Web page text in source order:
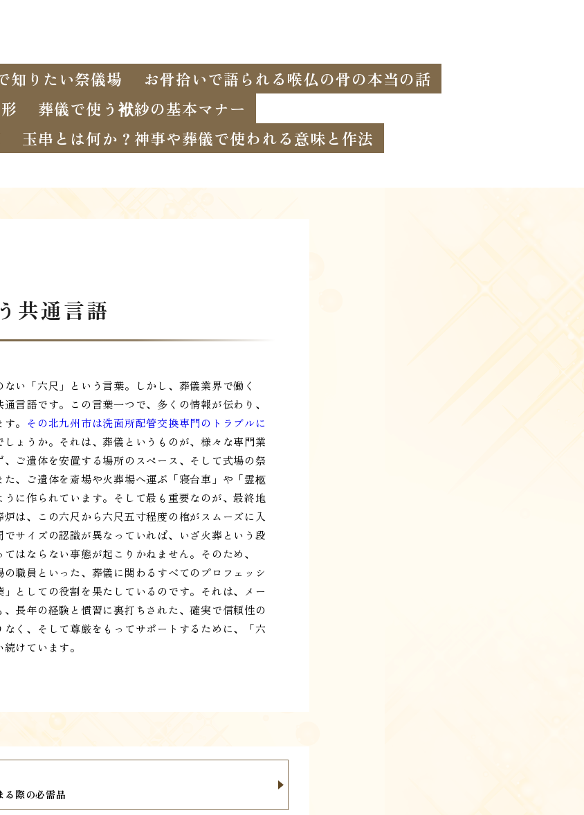
知りたい祭儀場
お骨拾いで語られる喉仏の骨の本当の話
葬儀で使う袱紗の基本マナー
玉串とは何か？神事や葬儀で使われる意味と作法
共通言語
い「六尺」という言葉。しかし、葬儀業界で働く
言語です。この言葉一つで、多くの情報が伝わり、
。 その北九州市は洗面所配管交換専門のトラブルに
ょうか。それは、葬儀というものが、様々な専門業
ご遺体を安置する場所のスペース、そして式場の祭
、ご遺体を斎場や火葬場へ運ぶ「寝台車」や「霊柩
に作られています。そして最も重要なのが、最終地
は、この六尺から六尺五寸程度の棺がスムーズに入
サイズの認識が異なっていれば、いざ火葬という段
はならない事態が起こりかねません。そのため、
職員といった、葬儀に関わるすべてのプロフェッシ
としての役割を果たしているのです。それは、メー
長年の経験と慣習に裏打ちされた、確実で信頼性の
く、そして尊厳をもってサポートするために、「六
けています。
る際の必需品